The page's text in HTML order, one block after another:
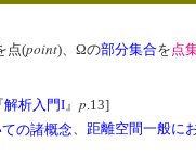
点(point)、Ωの部分集合を点
解析入門I』 p.13]
の諸概念、 距離空間一般に